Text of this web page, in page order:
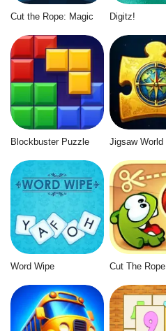
Cut the Rope: Magic Digitz!
Blockbuster Puzzle
Word Wipe Cut The Rope